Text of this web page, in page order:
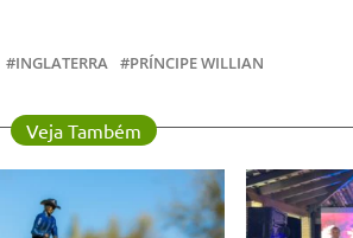
INGLATERRA PRÍNCIPE WILLIAN
Veja Também